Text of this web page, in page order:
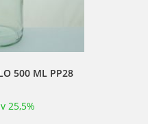
500 ML PP28
25,5%